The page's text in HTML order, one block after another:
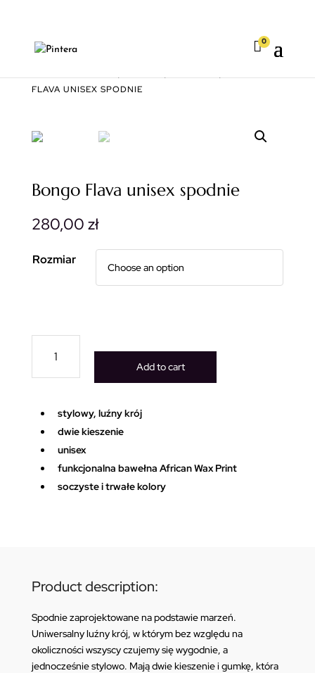
0
FLAVA UNISEX SPODNIE
Bongo Flava unisex spodnie
280,00 zł
Rozmiar
Flava
unisex
quantity
Add to cart
stylowy, luźny krój
dwie kieszenie
unisex
funkcjonalna bawełna African Wax Print
soczyste i trwałe kolory
Product description:
Spodnie zaprojektowane na podstawie marzeń.
Uniwersalny luźny krój, w którym bez względu na
okoliczności wszyscy czujemy się wygodnie, a
jednocześnie stylowo. Mają dwie kieszenie i gumkę, która